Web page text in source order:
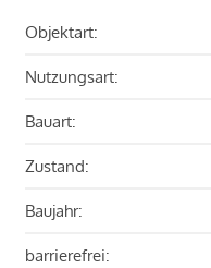
Objektart:
Nutzungsart:
Bauart:
Zustand:
Baujahr:
barrierefrei: